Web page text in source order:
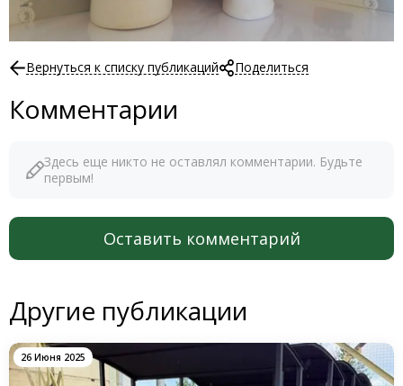
Вернуться к списку публикаций Поделиться
Комментарии
Здесь еще никто не оставлял комментарии. Будьте
первым!
Оставить комментарий
Другие публикации
26 Июня 2025